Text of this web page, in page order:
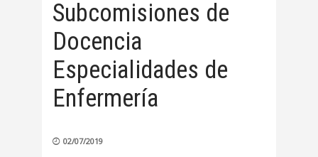
Subcomisiones de
Docencia
Especialidades de
Enfermería
02/07/2019